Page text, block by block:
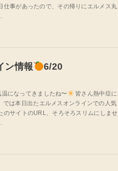
仕事があったので、その帰りにエルメス丸
ン情報 6/20
になってきましたね〜
皆さん熱中症に
では本日出たエルメスオンラインでの人気
のサイトのURL、そろそろスリムにしませ